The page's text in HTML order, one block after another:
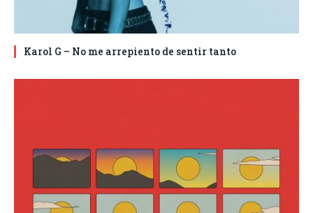
Karol G – No me arrepiento de sentir tanto